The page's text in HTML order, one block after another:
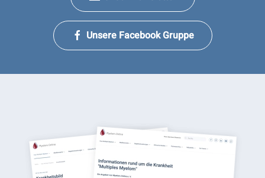
Unsere Facebook Gruppe